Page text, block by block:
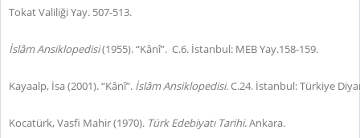
Tokat Valiliği Yay. 507-513.
İslâm Ansiklopedisi(1955). “Kânî”. C.6. İstanbul: MEB Yay.158-159.
Kayaalp, İsa (2001). “Kânî”. İslâm Ansiklopedisi.C.24. İstanbul: Türkiye
Kocatürk, Vasfi Mahir (1970). Türk Edebiyatı Tarihi. Ankara.